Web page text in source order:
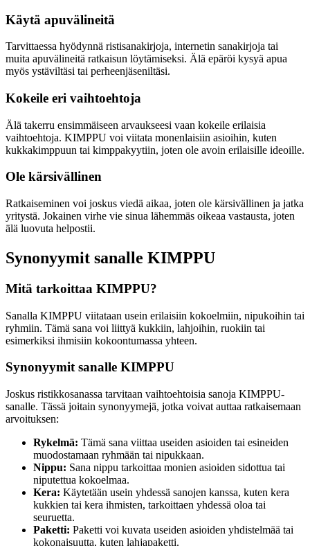
Käytä apuvälineitä
Tarvittaessa hyödynnä ristisanakirjoja, internetin sanakirjoja tai
muita apuvälineitä ratkaisun löytämiseksi. Älä epäröi kysyä apua
myös ystäviltäsi tai perheenjäseniltäsi.
Kokeile eri vaihtoehtoja
Älä takerru ensimmäiseen arvaukseesi vaan kokeile erilaisia
vaihtoehtoja. KIMPPU voi viitata monenlaisiin asioihin, kuten
kukkakimppuun tai kimppakyytiin, joten ole avoin erilaisille ideoille.
Ole kärsivällinen
Ratkaiseminen voi joskus viedä aikaa, joten ole kärsivällinen ja jatka
yritystä. Jokainen virhe vie sinua lähemmäs oikeaa vastausta, joten
älä luovuta helpostii.
Synonyymit sanalle KIMPPU
Mitä tarkoittaa KIMPPU?
Sanalla KIMPPU viitataan usein erilaisiin kokoelmiin, nipukoihin tai
ryhmiin. Tämä sana voi liittyä kukkiin, lahjoihin, ruokiin tai
esimerkiksi ihmisiin kokoontumassa yhteen.
Synonyymit sanalle KIMPPU
Joskus ristikkosanassa tarvitaan vaihtoehtoisia sanoja KIMPPU-
sanalle. Tässä joitain synonyymejä, jotka voivat auttaa ratkaisemaan
arvoituksen:
Rykelmä: Tämä sana viittaa useiden asioiden tai esineiden
muodostamaan ryhmään tai nipukkaan.
Nippu: Sana nippu tarkoittaa monien asioiden sidottua tai
niputettua kokoelmaa.
Kera: Käytetään usein yhdessä sanojen kanssa, kuten kera
kukkien tai kera ihmisten, tarkoittaen yhdessä oloa tai
seuruetta.
Paketti: Paketti voi kuvata useiden asioiden yhdistelmää tai
kokonaisuutta, kuten lahjapaketti.